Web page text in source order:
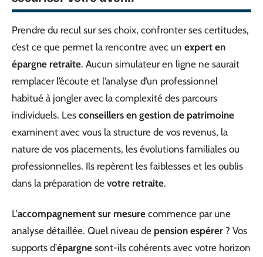
Prendre du recul sur ses choix, confronter ses certitudes,
c’est ce que permet la rencontre avec un expert en
épargne retraite. Aucun simulateur en ligne ne saurait
remplacer l’écoute et l’analyse d’un professionnel
habitué à jongler avec la complexité des parcours
individuels. Les conseillers en gestion de patrimoine
examinent avec vous la structure de vos revenus, la
nature de vos placements, les évolutions familiales ou
professionnelles. Ils repèrent les faiblesses et les oublis
dans la préparation de votre retraite.
L’accompagnement sur mesure commence par une
analyse détaillée. Quel niveau de pension espérer ? Vos
supports d’épargne sont-ils cohérents avec votre horizon